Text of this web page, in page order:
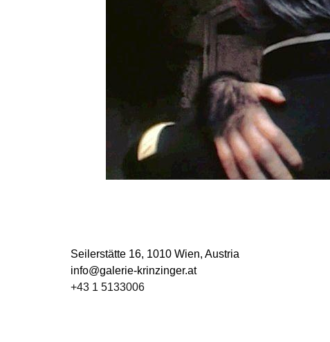
Seilerstätte 16, 1010 Wien, Austria
info@galerie-krinzinger.at
+43 1 5133006